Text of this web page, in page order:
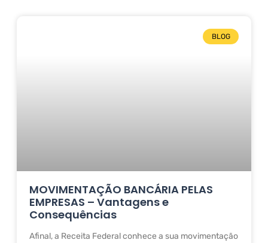
BLOG
MOVIMENTAÇÃO BANCÁRIA PELAS
EMPRESAS – Vantagens e
Consequências
Afinal, a Receita Federal conhece a sua movimentação